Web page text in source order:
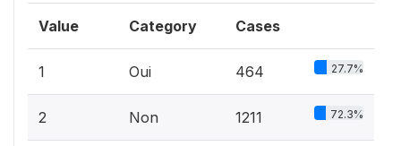
Value Category Cases
1 Oui 464 27.7%
2 Non 1211 72.3%